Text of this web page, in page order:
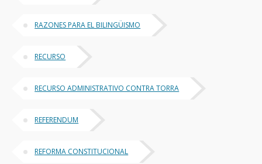
RAZONES PARA EL BILINGÜISMO
RECURSO
RECURSO ADMINISTRATIVO CONTRA TORRA
REFERENDUM
REFORMA CONSTITUCIONAL